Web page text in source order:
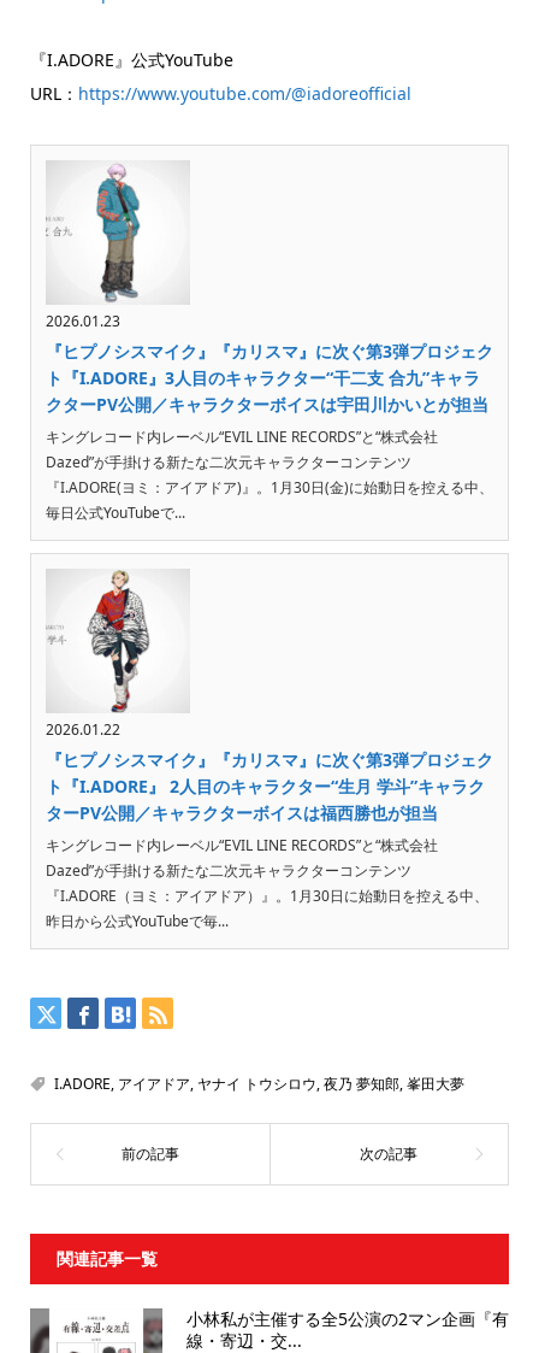
『I.ADORE』公式YouTube
URL： https://www.youtube.com/@iadoreofficial
2026.01.23
『ヒプノシスマイク』『カリスマ』に次ぐ第3弾プロジェク
ト『I.ADORE』3人目のキャラクター“干二支 合九”キャラ
クターPV公開／キャラクターボイスは宇田川かいとが担当
キングレコード内レーベル“EVIL LINE RECORDS”と“株式会社
Dazed”が手掛ける新たな二次元キャラクターコンテンツ
『I.ADORE(ヨミ：アイアドア)』。1月30日(金)に始動日を控える中、
毎日公式YouTubeで...
2026.01.22
『ヒプノシスマイク』『カリスマ』に次ぐ第3弾プロジェク
ト『I.ADORE』 2人目のキャラクター“生月 学斗”キャラク
ターPV公開／キャラクターボイスは福西勝也が担当
キングレコード内レーベル“EVIL LINE RECORDS”と“株式会社
Dazed”が手掛ける新たな二次元キャラクターコンテンツ
『I.ADORE（ヨミ：アイアドア）』。1月30日に始動日を控える中、
昨日から公式YouTubeで毎...
I.ADORE, アイアドア, ヤナイ トウシロウ,夜乃 夢知郎,峯田大夢
関連記事一覧
小林私が主催する全5公演の2マン企画『有
線・寄辺・交...